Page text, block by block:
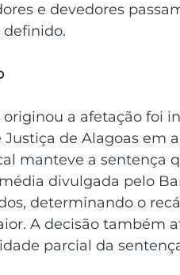
e devedores
a afetação foi
de Alagoas em
manteve a sentença
divulgada pelo
determinando o
A decisão também
parcial da